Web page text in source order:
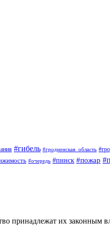
#гибель #гродненская_область
#очередь #пинск #пожар
принадлежат их законным